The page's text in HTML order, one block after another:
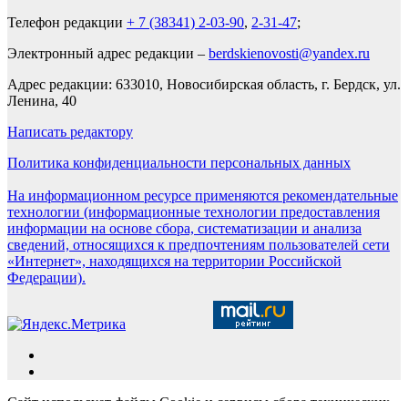
Телефон редакции + 7 (38341) 2-03-90, 2-31-47;
Электронный адрес редакции – berdskienovosti@yandex.ru
Адрес редакции: 633010, Новосибирская область, г. Бердск, ул.
Ленина, 40
Написать редактору
Политика конфиденциальности персональных данных
На информационном ресурсе применяются рекомендательные
технологии (информационные технологии предоставления
информации на основе сбора, систематизации и анализа
сведений, относящихся к предпочтениям пользователей сети
«Интернет», находящихся на территории Российской
Федерации).